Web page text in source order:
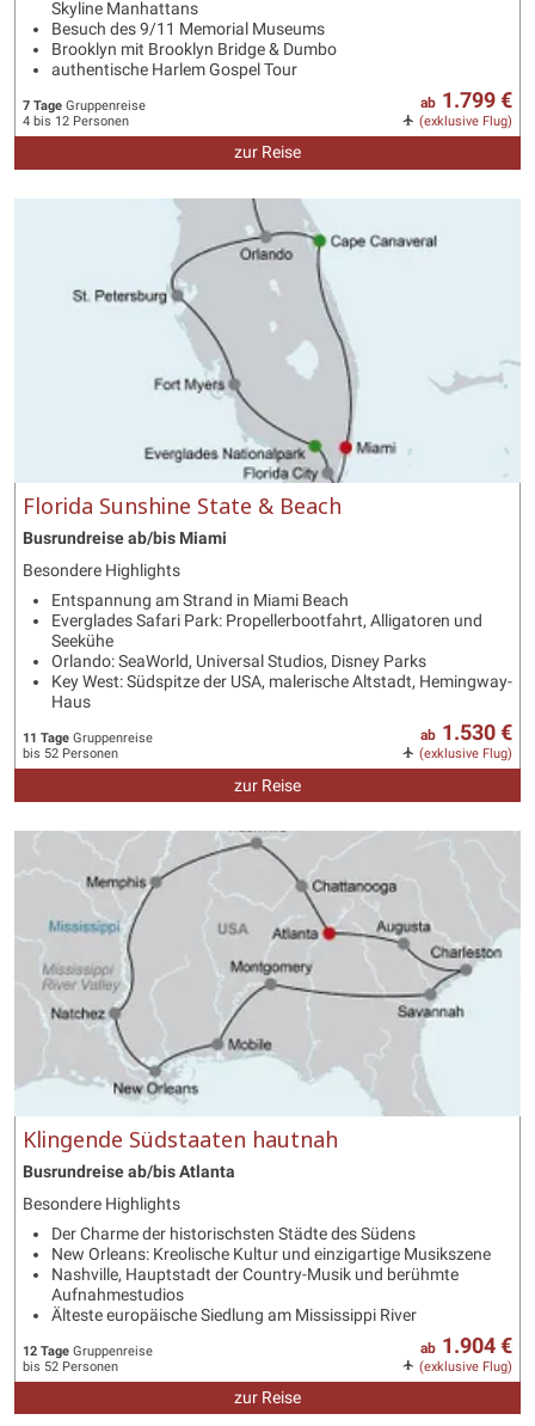
Skyline Manhattans
Besuch des 9/11 Memorial Museums
Brooklyn mit Brooklyn Bridge & Dumbo
authentische Harlem Gospel Tour
7 Tage Gruppenreise
4 bis 12 Personen
ab 1.799 €
(exklusive Flug)
zur Reise
Florida Sunshine State & Beach
Busrundreise ab/bis Miami
Besondere Highlights
Entspannung am Strand in Miami Beach
Everglades Safari Park: Propellerbootfahrt, Alligatoren und
Seekühe
Orlando: SeaWorld, Universal Studios, Disney Parks
Key West: Südspitze der USA, malerische Altstadt, Hemingway-
Haus
11 Tage Gruppenreise
bis 52 Personen
ab 1.530 €
(exklusive Flug)
zur Reise
Klingende Südstaaten hautnah
Busrundreise ab/bis Atlanta
Besondere Highlights
Der Charme der historischsten Städte des Südens
New Orleans: Kreolische Kultur und einzigartige Musikszene
Nashville, Hauptstadt der Country-Musik und berühmte
Aufnahmestudios
Älteste europäische Siedlung am Mississippi River
12 Tage Gruppenreise
bis 52 Personen
ab 1.904 €
(exklusive Flug)
zur Reise